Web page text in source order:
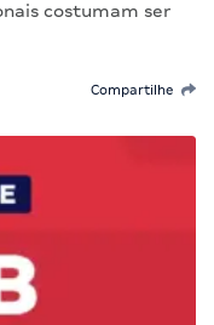
costumam ser
Compartilhe